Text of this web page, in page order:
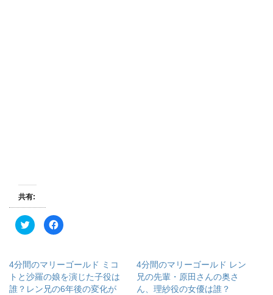
共有:
ク
リ
T
w
i
t
F
a
o
k
で
共
4分間のマリーゴールド ミコ
トと沙羅の娘を演じた子役は
誰？レン兄の6年後の変化が
4分間のマリーゴールド レン
兄の先輩・原田さんの奥さ
ん、理紗役の女優は誰？